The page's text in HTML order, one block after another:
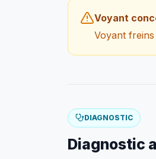
Voyant
Voyant
DIAGNOSTIC
Diagnostic